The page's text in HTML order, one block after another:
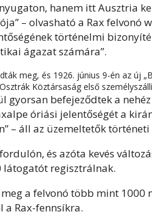
hanem itt Ausztria
– olvasható a Rax felvonó
történelmi
ágazat számára”.
meg, és 1926. június 9-én az új
Köztársaság első
befejeződtek a
óriási jelentőségét a
– áll az üzemeltetők
és azóta kevés
látogatót regisztrálnak.
a felvonó több mint
a Rax-fennsíkra.